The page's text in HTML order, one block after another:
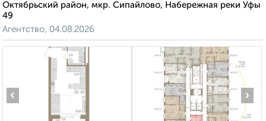
Октябрьский район, мкр. Сипайлово, Набережная реки Уфы
49
Агентство, 04.08.2026
‹ ›